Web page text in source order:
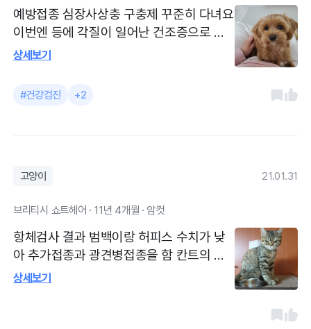
예방접종 심장사상충 구충제 꾸준히 다녀요
이번엔 등에 각질이 일어난 건조증으로 진
료 애기때 부터 다니던 병원이예요 의사선
청소 항문낭 발톱 손질해주시고 친절하게
진료해주세요 과잉진료도 없고요 대기시간
상세보기
#건강검진 +2
고양이 21.01.31
브리티시 쇼트헤어 · 11년 4개월 · 암컷
항체검사 결과 범백이랑 허피스 수치가 낮
아 추가접종과 광견병접종을 함 칸트의 진
료기록과 상담을 잘 설명해주셨습니다 진료
상세보기